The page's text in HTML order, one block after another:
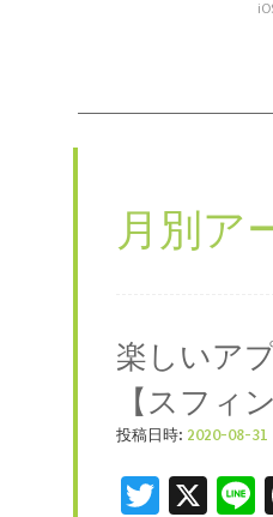
メニュー
月別ア
楽しいア
【スフィ
投稿日時: 2020-08-31
X